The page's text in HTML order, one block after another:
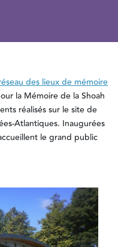
des lieux de mémoire
la Mémoire de la Shoah
réalisés sur le site de
Atlantiques. Inaugurées
le grand public